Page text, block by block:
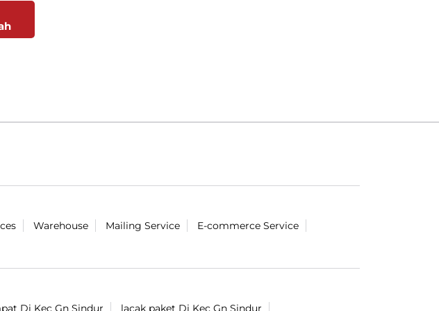
Warehouse Mailing Service
E-commerce Service
Di Kec Gn Sindur lacak paket Di Kec Gn Sindur